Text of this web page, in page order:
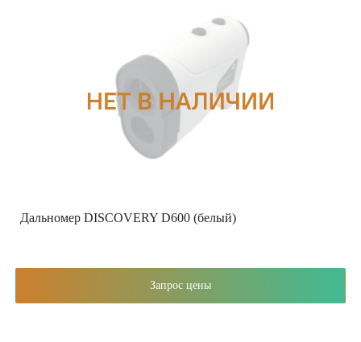
Дальномер DISCOVERY D600 (белый)
Запрос цены